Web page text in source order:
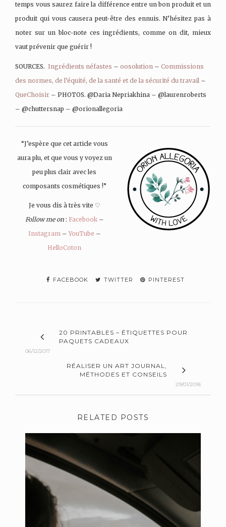
temps vous saurez faire la différence entre un bon produit et un
produit qui vous causera peut-être des ennuis. N’hésitez pas à
noter sur un bloc-note ces ingrédients, comme on dit, mieux
vaut prévenir que guérir !
SOURCES. Ingrédients néfastes – oosolution – Commissions
des normes, de l’équité, de la santé et de la sécurité du travail –
QueChoisir – PHOTOS. @Daria Nepriakhina – @laurenroberts
– @chuttersnap – @orionallegoria
“J’espère que cet article vous
aura plu, et que vous y voyez un
peu plus clair avec les
composants cosmétiques !”
Je vous dis à très vite ♡
Follow me on: Facebook–
Instagram –YouTube –
HelloCoton
FACEBOOK TWITTER PINTEREST
20 PRINTABLES – ÉTIQUETTES POUR
PAQUETS CADEAUX
06/12/2017
RÉALISER UN ART JOURNAL,
MÉTHODES ET CONSEILS
29/01/2018
RELATED POSTS